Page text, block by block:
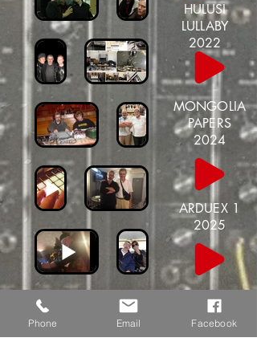
HULUSI
LULLABY
2022
MONGOLIA
PAPERS
2024
ARDUEX 1
2025
DADA
DINNER
2022
Phone Email Facebook